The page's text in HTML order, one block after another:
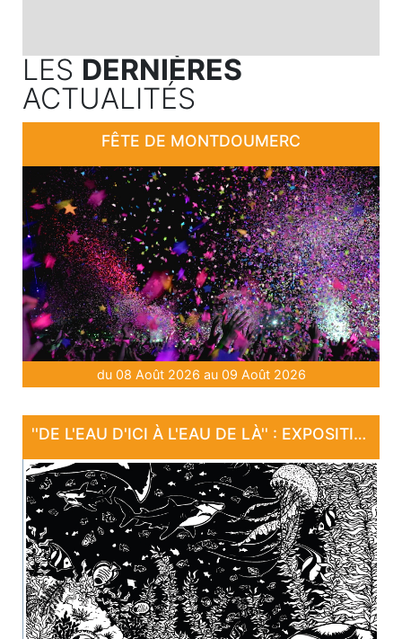
LES DERNIÈRES
ACTUALITÉS
FÊTE DE MONTDOUMERC
du 08 Août 2026 au 09 Août 2026
''DE L'EAU D'ICI À L'EAU DE LÀ'' : EXPOSITION "SANCTUAIRE"